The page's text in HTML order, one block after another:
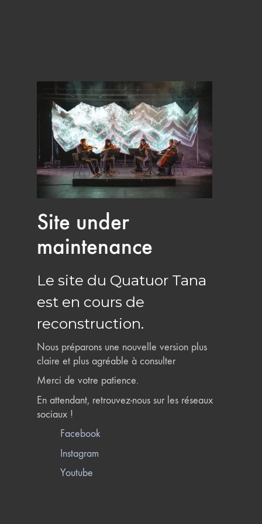
Site under
maintenance
Le site du Quatuor Tana
est en cours de
reconstruction.
Nous préparons une nouvelle version plus
claire et plus agréable à consulter
Merci de votre patience.
En attendant, retrouvez-nous sur les réseaux
sociaux !
Facebook
Instagram
Youtube